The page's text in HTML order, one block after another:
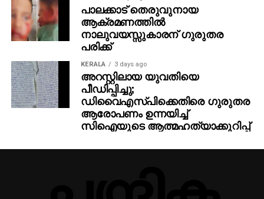
പാലക്കാട് തെരുവുനായ
ആക്രമണത്തില്‍
നാലുവയസ്സുകാരന് ഗുരുതര
പരിക്ക്
KERALA 3 days ago
അറസ്റ്റിലായ യുവതിയെ
പീഡിപ്പിച്ചു;
ഡിവൈഎസ്പിക്കെതിരെ ഗുരുതര
ആരോപണം ഉന്നയിച്ച്
സിഐയുടെ ആത്മഹത്യാക്കുറിപ്പ്